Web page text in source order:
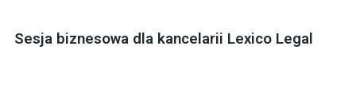
Sesja biznesowa dla kancelarii Lexico Legal